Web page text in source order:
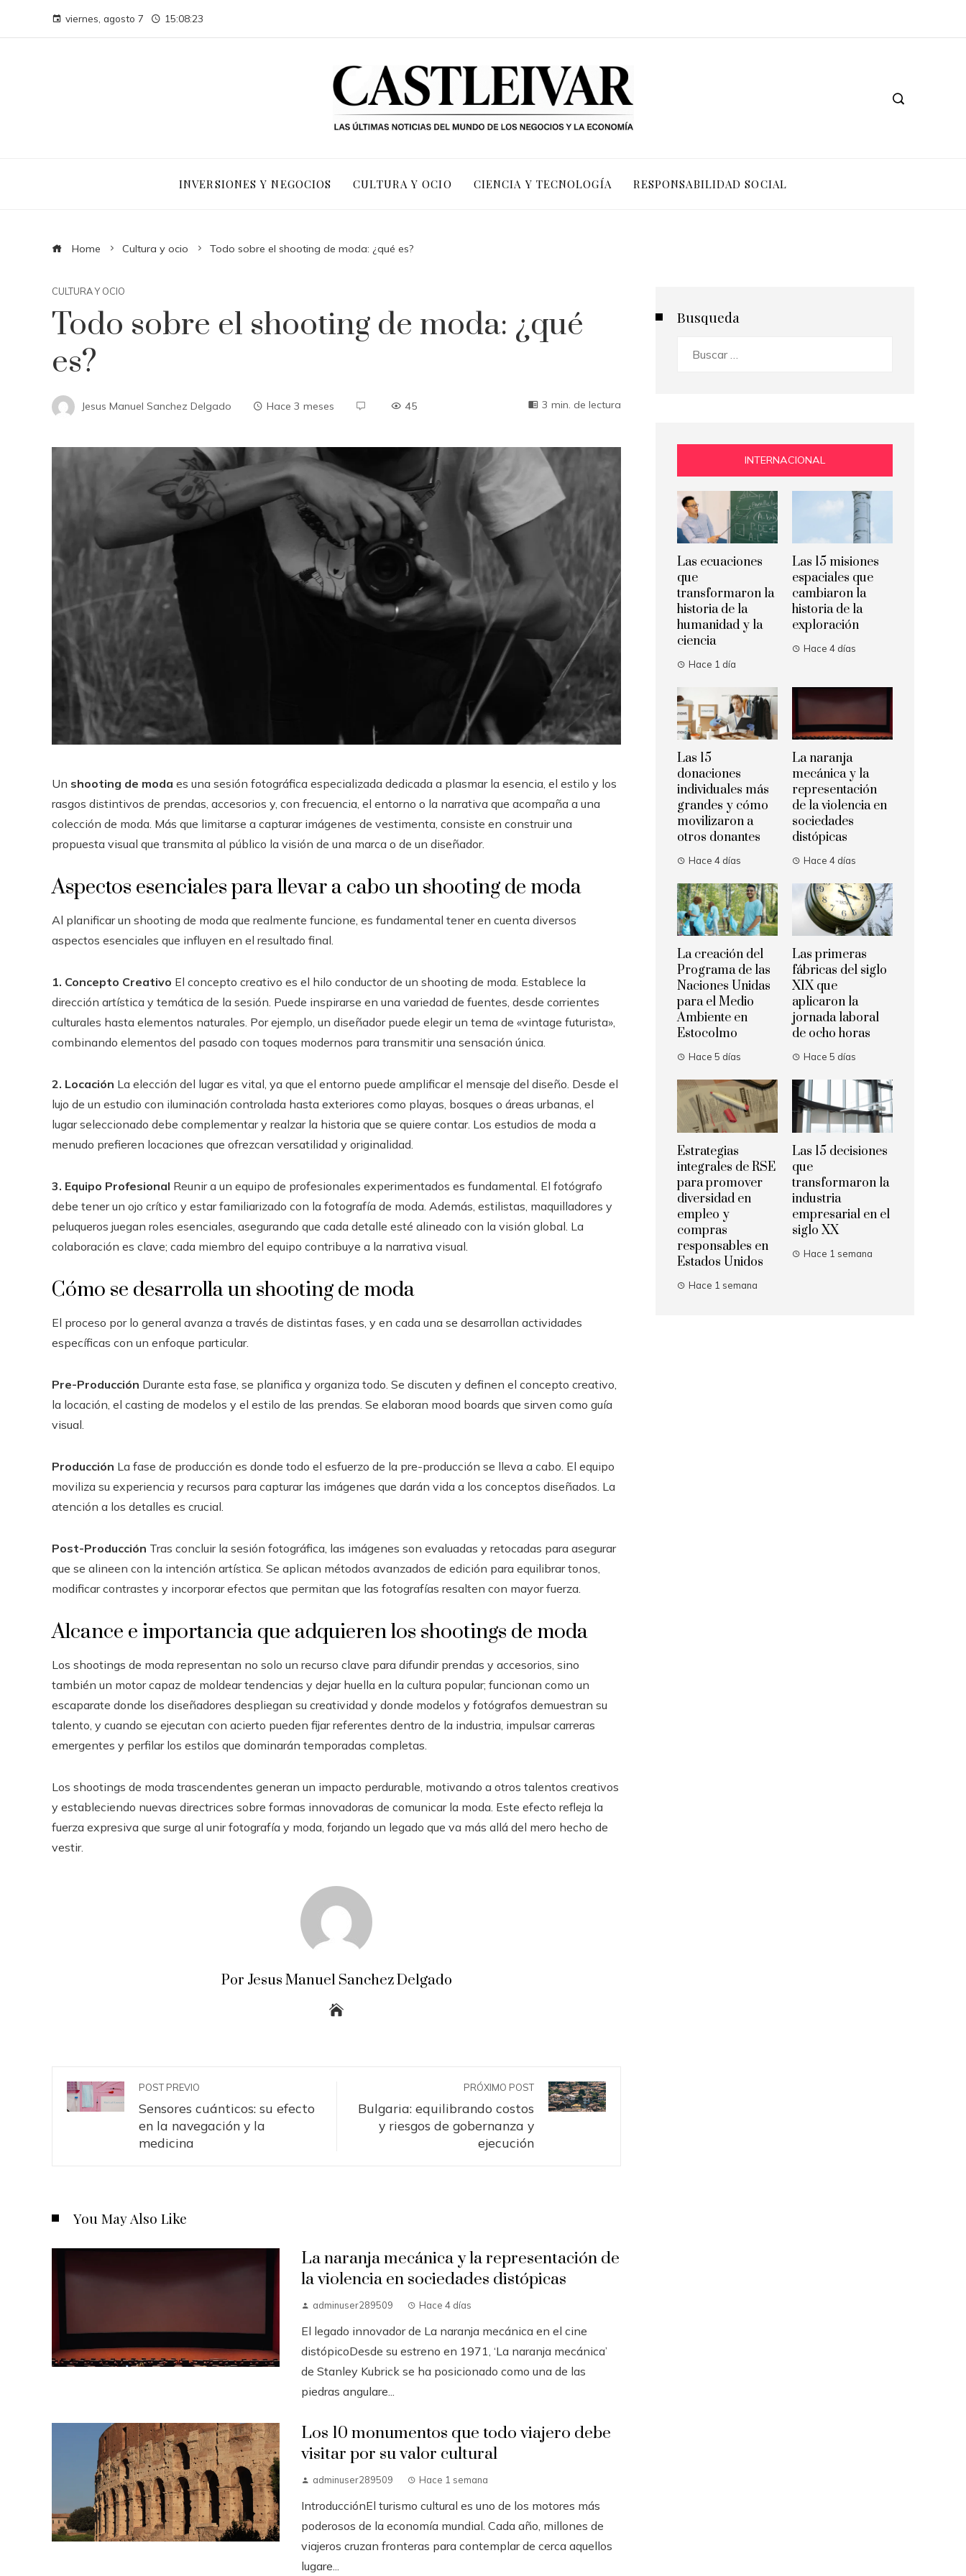
viernes, agosto 7 15:08:24
INVERSIONES Y NEGOCIOS CULTURA Y OCIO CIENCIA Y TECNOLOGÍA RESPONSABILIDAD SOCIAL
Home Cultura y ocio Todo sobre el shooting de moda: ¿qué es?
CULTURA Y OCIO
Todo sobre el shooting de moda: ¿qué
es?
Jesus Manuel Sanchez Delgado Hace 3 meses 45 3 min. de lectura
Un shooting de moda es una sesión fotográfica especializada dedicada a plasmar la esencia, el estilo y los
rasgos distintivos de prendas, accesorios y, con frecuencia, el entorno o la narrativa que acompaña a una
colección de moda. Más que limitarse a capturar imágenes de vestimenta, consiste en construir una
propuesta visual que transmita al público la visión de una marca o de un diseñador.
Aspectos esenciales para llevar a cabo un shooting de moda
Al planificar un shooting de moda que realmente funcione, es fundamental tener en cuenta diversos
aspectos esenciales que influyen en el resultado final.
1. Concepto Creativo El concepto creativo es el hilo conductor de un shooting de moda. Establece la
dirección artística y temática de la sesión. Puede inspirarse en una variedad de fuentes, desde corrientes
culturales hasta elementos naturales. Por ejemplo, un diseñador puede elegir un tema de «vintage futurista»,
combinando elementos del pasado con toques modernos para transmitir una sensación única.
2. Locación La elección del lugar es vital, ya que el entorno puede amplificar el mensaje del diseño. Desde el
lujo de un estudio con iluminación controlada hasta exteriores como playas, bosques o áreas urbanas, el
lugar seleccionado debe complementar y realzar la historia que se quiere contar. Los estudios de moda a
menudo prefieren locaciones que ofrezcan versatilidad y originalidad.
3. Equipo Profesional Reunir a un equipo de profesionales experimentados es fundamental. El fotógrafo
debe tener un ojo crítico y estar familiarizado con la fotografía de moda. Además, estilistas, maquilladores y
peluqueros juegan roles esenciales, asegurando que cada detalle esté alineado con la visión global. La
colaboración es clave; cada miembro del equipo contribuye a la narrativa visual.
Cómo se desarrolla un shooting de moda
El proceso por lo general avanza a través de distintas fases, y en cada una se desarrollan actividades
específicas con un enfoque particular.
Pre-Producción Durante esta fase, se planifica y organiza todo. Se discuten y definen el concepto creativo,
la locación, el casting de modelos y el estilo de las prendas. Se elaboran mood boards que sirven como guía
visual.
Producción La fase de producción es donde todo el esfuerzo de la pre-producción se lleva a cabo. El equipo
moviliza su experiencia y recursos para capturar las imágenes que darán vida a los conceptos diseñados. La
atención a los detalles es crucial.
Post-Producción Tras concluir la sesión fotográfica, las imágenes son evaluadas y retocadas para asegurar
que se alineen con la intención artística. Se aplican métodos avanzados de edición para equilibrar tonos,
modificar contrastes y incorporar efectos que permitan que las fotografías resalten con mayor fuerza.
Alcance e importancia que adquieren los shootings de moda
Los shootings de moda representan no solo un recurso clave para difundir prendas y accesorios, sino
también un motor capaz de moldear tendencias y dejar huella en la cultura popular; funcionan como un
escaparate donde los diseñadores despliegan su creatividad y donde modelos y fotógrafos demuestran su
talento, y cuando se ejecutan con acierto pueden fijar referentes dentro de la industria, impulsar carreras
emergentes y perfilar los estilos que dominarán temporadas completas.
Los shootings de moda trascendentes generan un impacto perdurable, motivando a otros talentos creativos
y estableciendo nuevas directrices sobre formas innovadoras de comunicar la moda. Este efecto refleja la
fuerza expresiva que surge al unir fotografía y moda, forjando un legado que va más allá del mero hecho de
vestir.
Por Jesus Manuel Sanchez Delgado
POST PREVIO
Sensores cuánticos: su efecto
en la navegación y la
medicina
PRÓXIMO POST
Bulgaria: equilibrando costos
y riesgos de gobernanza y
ejecución
You May Also Like
La naranja mecánica y la representación de
la violencia en sociedades distópicas
adminuser289509 Hace 4 días
El legado innovador de La naranja mecánica en el cine
distópicoDesde su estreno en 1971, ‘La naranja mecánica’
de Stanley Kubrick se ha posicionado como una de las
piedras angulare...
Los 10 monumentos que todo viajero debe
visitar por su valor cultural
adminuser289509 Hace 1 semana
IntroducciónEl turismo cultural es uno de los motores más
poderosos de la economía mundial. Cada año, millones de
viajeros cruzan fronteras para contemplar de cerca aquellos
lugare...
Busqueda
INTERNACIONAL
Las ecuaciones
que
transformaron la
historia de la
humanidad y la
ciencia
Hace 1 día
Las 15 misiones
espaciales que
cambiaron la
historia de la
exploración
Hace 4 días
Las 15
donaciones
individuales más
grandes y cómo
movilizaron a
otros donantes
Hace 4 días
La naranja
mecánica y la
representación
de la violencia en
sociedades
distópicas
Hace 4 días
La creación del
Programa de las
Naciones Unidas
para el Medio
Ambiente en
Estocolmo
Hace 5 días
Las primeras
fábricas del siglo
XIX que
aplicaron la
jornada laboral
de ocho horas
Hace 5 días
Estrategias
integrales de RSE
para promover
diversidad en
empleo y
compras
responsables en
Estados Unidos
Hace 1 semana
Las 15 decisiones
que
transformaron la
industria
empresarial en el
siglo XX
Hace 1 semana